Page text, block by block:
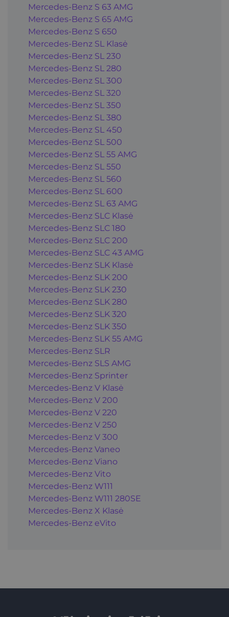
Mercedes-Benz S 63 AMG
Mercedes-Benz S 65 AMG
Mercedes-Benz S 650
Mercedes-Benz SL Klasė
Mercedes-Benz SL 230
Mercedes-Benz SL 280
Mercedes-Benz SL 300
Mercedes-Benz SL 320
Mercedes-Benz SL 350
Mercedes-Benz SL 380
Mercedes-Benz SL 450
Mercedes-Benz SL 500
Mercedes-Benz SL 55 AMG
Mercedes-Benz SL 550
Mercedes-Benz SL 560
Mercedes-Benz SL 600
Mercedes-Benz SL 63 AMG
Mercedes-Benz SLC Klasė
Mercedes-Benz SLC 180
Mercedes-Benz SLC 200
Mercedes-Benz SLC 43 AMG
Mercedes-Benz SLK Klasė
Mercedes-Benz SLK 200
Mercedes-Benz SLK 230
Mercedes-Benz SLK 280
Mercedes-Benz SLK 320
Mercedes-Benz SLK 350
Mercedes-Benz SLK 55 AMG
Mercedes-Benz SLR
Mercedes-Benz SLS AMG
Mercedes-Benz Sprinter
Mercedes-Benz V Klasė
Mercedes-Benz V 200
Mercedes-Benz V 220
Mercedes-Benz V 250
Mercedes-Benz V 300
Mercedes-Benz Vaneo
Mercedes-Benz Viano
Mercedes-Benz Vito
Mercedes-Benz W111
Mercedes-Benz W111 280SE
Mercedes-Benz X Klasė
Mercedes-Benz eVito